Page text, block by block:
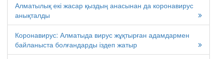
Алматылық екі жасар қыздың анасынан да коронавирус
анықталды
Коронавирус: Алматыда вирус жұқтырған адамдармен
байланыста болғандарды іздеп жатыр